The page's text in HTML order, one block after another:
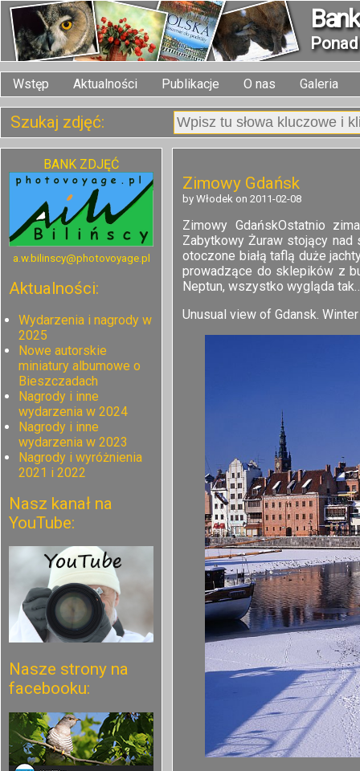
Wstęp Aktualności Publikacje O nas Galeria
Szukaj zdjęć:
BANK ZDJĘĆ
a.w.bilinscy@photovoyage.pl
Aktualności:
Wydarzenia i nagrody w
2025
Nowe autorskie
miniatury albumowe o
Bieszczadach
Nagrody i inne
wydarzenia w 2024
Nagrody i inne
wydarzenia w 2023
Nagrody i wyróżnienia
2021 i 2022
Nasz kanał na
YouTube:
Nasze strony na
facebooku:
Zimowy Gdańsk
by Włodek on 2011-02-08
Zimowy GdańskOstatnio
Zabytkowy Żuraw stojący nad
otoczone białą taflą duże
prowadzące do sklepików z
Neptun, wszystko wygląda
Unusual view of Gdansk.